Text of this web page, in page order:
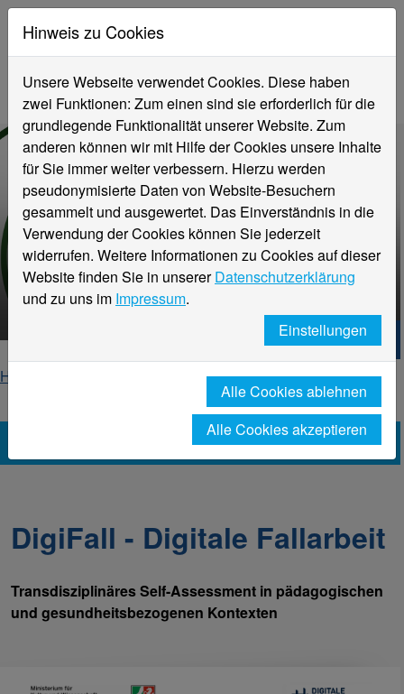
DigiFall
Hochschule Niederrhein. Dein Weg.
Home
Fachbereich Sozialwesen
DigiFall - Digitale Fallarbeit
Transdisziplinäres Self-Assessment in pädagogischen
und gesundheitsbezogenen Kontexten
Hinweis zu Cookies
Unsere Webseite verwendet Cookies. Diese haben
zwei Funktionen: Zum einen sind sie erforderlich für die
grundlegende Funktionalität unserer Website. Zum
anderen können wir mit Hilfe der Cookies unsere Inhalte
für Sie immer weiter verbessern. Hierzu werden
pseudonymisierte Daten von Website-Besuchern
gesammelt und ausgewertet. Das Einverständnis in die
Verwendung der Cookies können Sie jederzeit
widerrufen. Weitere Informationen zu Cookies auf dieser
Website finden Sie in unsererDatenschutzerklärung
und zu uns im Impressum.
Einstellungen
Alle Cookies ablehnen
Alle Cookies akzeptieren